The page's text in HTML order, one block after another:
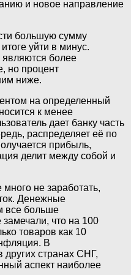
и новое направление
большую сумму
уйти в минус.
более
но процент
ниже.
на определенный
к менее
дает банку часть
распределяет её по
прибыль,
делит между собой и
не заработать,
Денежные
все больше
что на 100
товаров как 10
В
других странах СНГ,
аспект наиболее